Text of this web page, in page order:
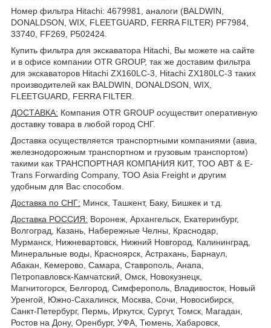
Номер фильтра Hitachi: 4679981, аналоги (BALDWIN,
DONALDSON, WIX, FLEETGUARD, FERRA FILTER) PF7984,
33740, FF269, P502424.
Купить фильтра для экскаватора Hitachi, Вы можете на сайте
и в офисе компании OTR GROUP, так же доставим фильтра
для экскаваторов Hitachi ZX160LC-3, Hitachi ZX180LC-3 таких
производителей как BALDWIN, DONALDSON, WIX,
FLEETGUARD, FERRA FILTER.
ДОСТАВКА: Компания OTR GROUP осуществит оперативную
доставку товара в любой город СНГ.
Доставка осуществляется транспортными компаниями (авиа,
железнодорожным транспортном и грузовым транспортом)
такими как ТРАНСПОРТНАЯ КОМПАНИЯ КИТ, ТОО ABT & E-
Trans Forwarding Company, ТОО Asia Freight и другим
удобным для Вас способом.
Доставка по СНГ: Минск, Ташкент, Баку, Бишкек и т.д.
Доставка РОССИЯ: Воронеж, Архангельск, Екатеринбург,
Волгоград, Казань, Набережные Челны, Краснодар,
Мурманск, Нижневартовск, Нижний Новгород, Калининград,
Минеральные воды, Красноярск, Астрахань, Барнаул,
Абакан, Кемерово, Самара, Ставрополь, Анапа,
Петропавловск-Камчатский, Омск, Новокузнецк,
Магнитогорск, Белгород, Симферополь, Владивосток, Новый
Уренгой, Южно-Сахалинск, Москва, Сочи, Новосибирск,
Санкт-Петербург, Пермь, Иркутск, Сургут, Томск, Магадан,
Ростов на Дону, Оренбург, УФА, Тюмень, Хабаровск,